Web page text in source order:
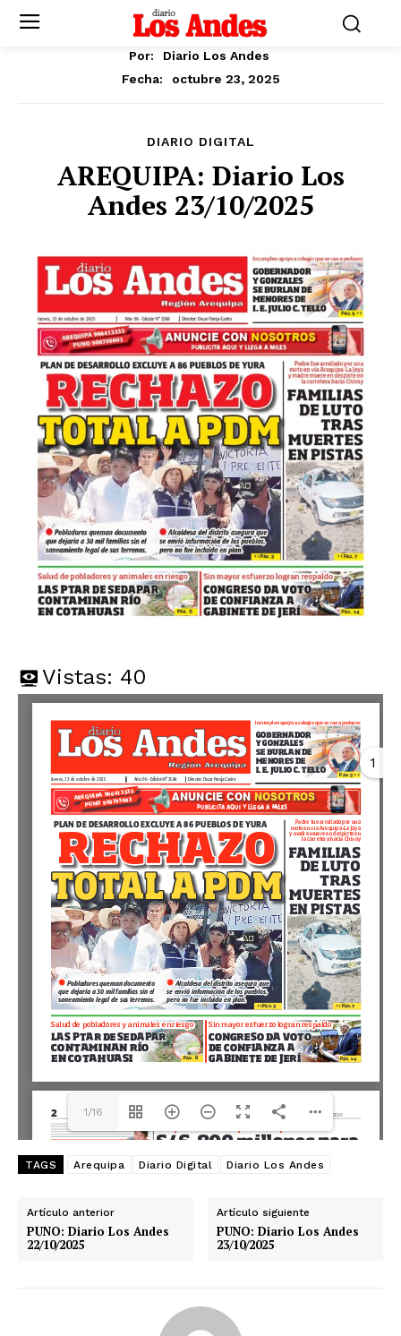
Por:
Diario Los Andes
Fecha:
octubre 23, 2025
DIARIO DIGITAL
AREQUIPA: Diario Los
Andes 23/10/2025
Vistas: 40
1/16
1
TAGS Arequipa Diario Digital Diario Los Andes
Artículo anterior
PUNO: Diario Los Andes
22/10/2025
Artículo siguiente
PUNO: Diario Los Andes
23/10/2025